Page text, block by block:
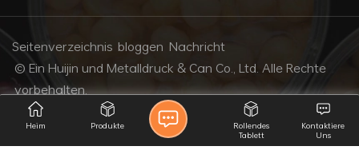
Seitenverzeichnis bloggen Nachricht
© Ein Huijin und Metalldruck & Can Co., Ltd. Alle Rechte
vorbehalten.
IPv6-Netzwerk unterstützt
Heim Produkte
Kontaktiere
Uns
Rollendes
Tablett